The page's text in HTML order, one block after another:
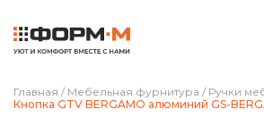
Главная / Мебельная фурнитура / Ручки
Кнопка GTV BERGAMO алюминий GS-